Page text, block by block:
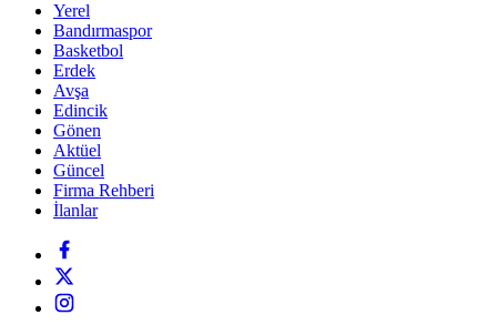
Yerel
Bandırmaspor
Basketbol
Erdek
Avşa
Edincik
Gönen
Aktüel
Güncel
Firma Rehberi
İlanlar